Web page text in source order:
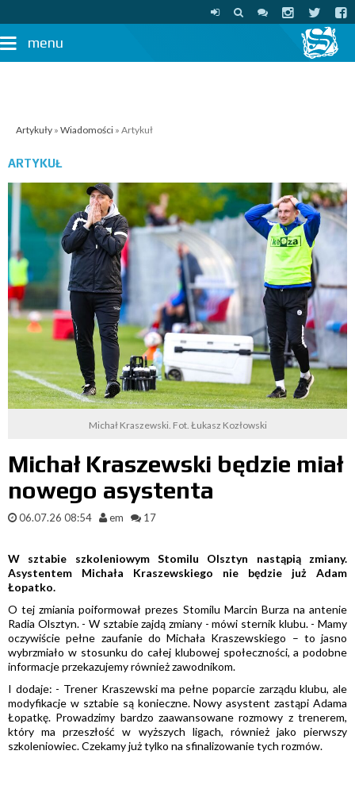
menu
Artykuły » Wiadomości » Artykuł
ARTYKUŁ
Michał Kraszewski. Fot. Łukasz Kozłowski
Michał Kraszewski będzie miał
nowego asystenta
06.07.26 08:54 em 17
W sztabie szkoleniowym Stomilu Olsztyn nastąpią zmiany.
Asystentem Michała Kraszewskiego nie będzie już Adam
Łopatko.
O tej zmiania poiformował prezes Stomilu Marcin Burza na antenie
Radia Olsztyn. - W sztabie zajdą zmiany - mówi sternik klubu. - Mamy
oczywiście pełne zaufanie do Michała Kraszewskiego – to jasno
wybrzmiało w stosunku do całej klubowej społeczności, a podobne
informacje przekazujemy również zawodnikom.
I dodaje: - Trener Kraszewski ma pełne poparcie zarządu klubu, ale
modyfikacje w sztabie są konieczne. Nowy asystent zastąpi Adama
Łopatkę. Prowadzimy bardzo zaawansowane rozmowy z trenerem,
który ma przeszłość w wyższych ligach, również jako pierwszy
szkoleniowiec. Czekamy już tylko na sfinalizowanie tych rozmów.